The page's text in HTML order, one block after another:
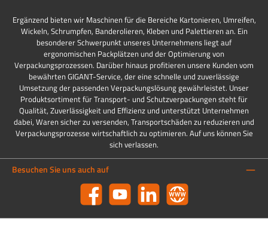
Ergänzend bieten wir Maschinen für die Bereiche Kartonieren, Umreifen,
Wickeln, Schrumpfen, Banderolieren, Kleben und Palettieren an. Ein
besonderer Schwerpunkt unseres Unternehmens liegt auf
ergonomischen Packplätzen und der Optimierung von
Verpackungsprozessen. Darüber hinaus profitieren unsere Kunden vom
bewährten GIGANT-Service, der eine schnelle und zuverlässige
Umsetzung der passenden Verpackungslösung gewährleistet. Unser
Produktsortiment für Transport- und Schutzverpackungen steht für
Qualität, Zuverlässigkeit und Effizienz und unterstützt Unternehmen
dabei, Waren sicher zu versenden, Transportschäden zu reduzieren und
Verpackungsprozesse wirtschaftlich zu optimieren. Auf uns können Sie
sich verlassen.
Besuchen Sie uns auch auf
Facebook YouTube LinkedIn Website